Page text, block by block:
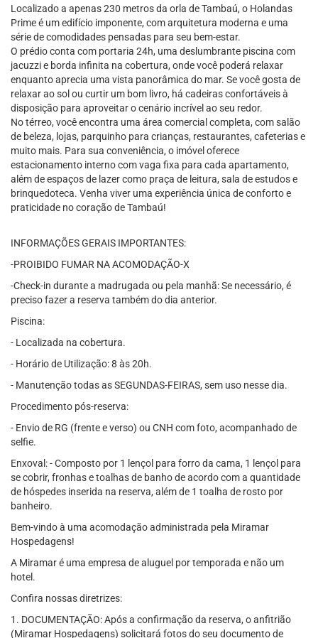
Localizado a apenas 230 metros da orla de Tambaú, o Holandas
Prime é um edifício imponente, com arquitetura moderna e uma
série de comodidades pensadas para seu bem-estar.
O prédio conta com portaria 24h, uma deslumbrante piscina com
jacuzzi e borda infinita na cobertura, onde você poderá relaxar
enquanto aprecia uma vista panorâmica do mar. Se você gosta de
relaxar ao sol ou curtir um bom livro, há cadeiras confortáveis à
disposição para aproveitar o cenário incrível ao seu redor.
No térreo, você encontra uma área comercial completa, com salão
de beleza, lojas, parquinho para crianças, restaurantes, cafeterias e
muito mais. Para sua conveniência, o imóvel oferece
estacionamento interno com vaga fixa para cada apartamento,
além de espaços de lazer como praça de leitura, sala de estudos e
brinquedoteca. Venha viver uma experiência única de conforto e
praticidade no coração de Tambaú!
INFORMAÇÕES GERAIS IMPORTANTES:
-PROIBIDO FUMAR NA ACOMODAÇÃO-X
-Check-in durante a madrugada ou pela manhã: Se necessário, é
preciso fazer a reserva também do dia anterior.
Piscina:
- Localizada na cobertura.
- Horário de Utilização: 8 às 20h.
- Manutenção todas as SEGUNDAS-FEIRAS, sem uso nesse dia.
Procedimento pós-reserva:
- Envio de RG (frente e verso) ou CNH com foto, acompanhado de
selfie.
Enxoval: - Composto por 1 lençol para forro da cama, 1 lençol para
se cobrir, fronhas e toalhas de banho de acordo com a quantidade
de hóspedes inserida na reserva, além de 1 toalha de rosto por
banheiro.
Bem-vindo à uma acomodação administrada pela Miramar
Hospedagens!
A Miramar é uma empresa de aluguel por temporada e não um
hotel.
Confira nossas diretrizes:
1. DOCUMENTAÇÃO: Após a confirmação da reserva, o anfitrião
(Miramar Hospedagens) solicitará fotos do seu documento de